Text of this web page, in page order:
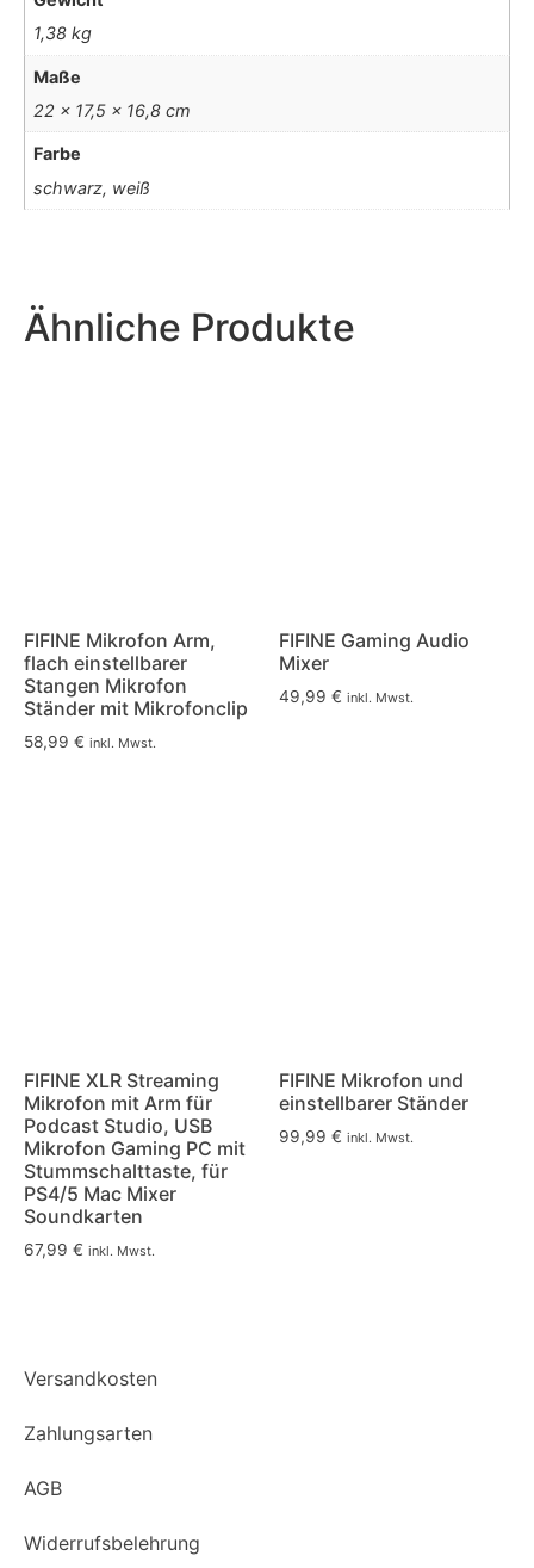
Ähnliche Produkte
FIFINE Mikrofon Arm,
flach einstellbarer
Stangen Mikrofon
Ständer mit Mikrofonclip
58,99 € inkl. Mwst.
FIFINE Gaming Audio
Mixer
49,99 € inkl. Mwst.
FIFINE XLR Streaming
Mikrofon mit Arm für
Podcast Studio, USB
Mikrofon Gaming PC mit
Stummschalttaste, für
PS4/5 Mac Mixer
Soundkarten
67,99 € inkl. Mwst.
FIFINE Mikrofon und
einstellbarer Ständer
99,99 € inkl. Mwst.
1,38 kg
Maße
22 × 17,5 × 16,8 cm
Farbe
schwarz, weiß
Versandkosten
Zahlungsarten
AGB
Widerrufsbelehrung